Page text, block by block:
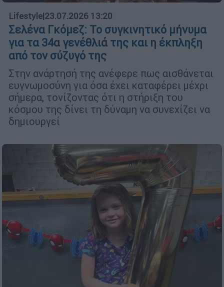
Lifestyle|23.07.2026 13:20
Σελένα Γκόμεζ: Το συγκινητικό μήνυμα
για τα 34α γενέθλιά της και η έκπληξη
από τον σύζυγό της
Στην ανάρτησή της ανέφερε πως αισθάνεται
ευγνωμοσύνη για όσα έχει καταφέρει μέχρι
σήμερα, τονίζοντας ότι η στήριξη του
κόσμου της δίνει τη δύναμη να συνεχίζει να
δημιουργεί